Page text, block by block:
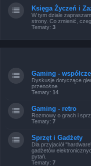
Księga Życzeń i
W tym dziale
strony. Co zmienić,
Tematy: 3
Gaming -
Dyskusje dotyczące
przenośne.
Tematy: 14
Gaming - retro
Rozmowy o grach i
Tematy: 7
Sprzęt i Gadżety
Dla przyjaciół
gadżetów
pytań.
Tematy: 7